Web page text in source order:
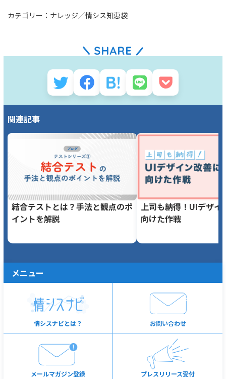
カテゴリー： ナレッジ／情シス知恵袋
関連記事
結合テストとは？手法と観点のポ
イントを解説
上司も納得！UIデザイ
向けた作戦
メニュー
情シスナビとは？ お問い合わせ
メールマガジン登録 プレスリリース受付